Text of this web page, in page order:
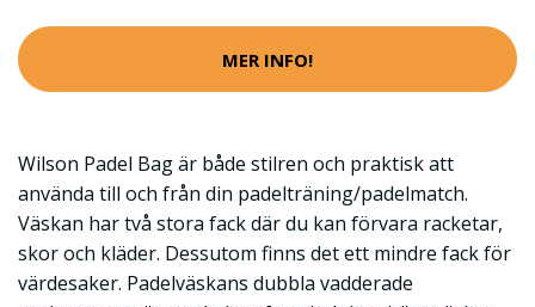
MER INFO!
Wilson Padel Bag är både stilren och praktisk att
använda till och från din padelträning/padelmatch.
Väskan har två stora fack där du kan förvara racketar,
skor och kläder. Dessutom finns det ett mindre fack för
värdesaker. Padelväskans dubbla vadderade